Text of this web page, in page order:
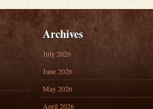
Archives
July 2026
June 2026
May 2026
April 2026